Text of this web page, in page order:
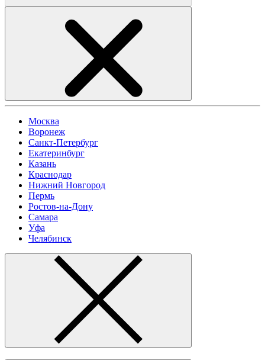
Москва
Воронеж
Санкт-Петербург
Екатеринбург
Казань
Краснодар
Нижний Новгород
Пермь
Ростов-на-Дону
Самара
Уфа
Челябинск